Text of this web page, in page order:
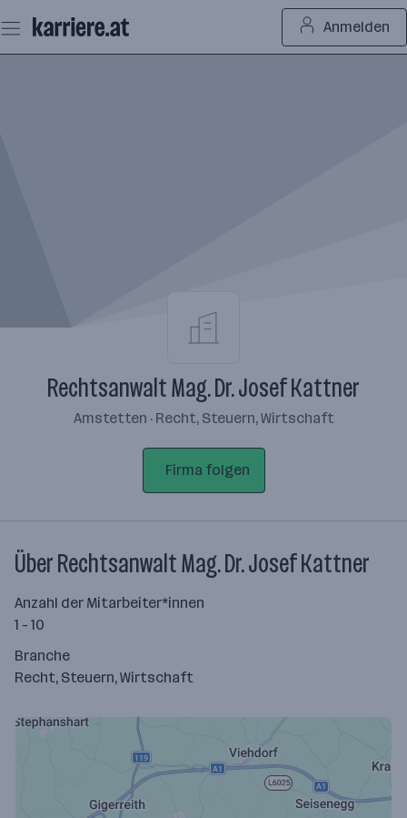
Seiteninhalt
springen
Anmelden
Rechtsanwalt Mag. Dr. Josef Kattner
Amstetten · Recht, Steuern, Wirtschaft
Firma folgen
Über Rechtsanwalt Mag. Dr. Josef Kattner
Anzahl der Mitarbeiter*innen
1 - 10
Branche
Recht, Steuern, Wirtschaft